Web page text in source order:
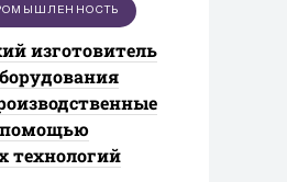
изготовитель
помощью
технологий